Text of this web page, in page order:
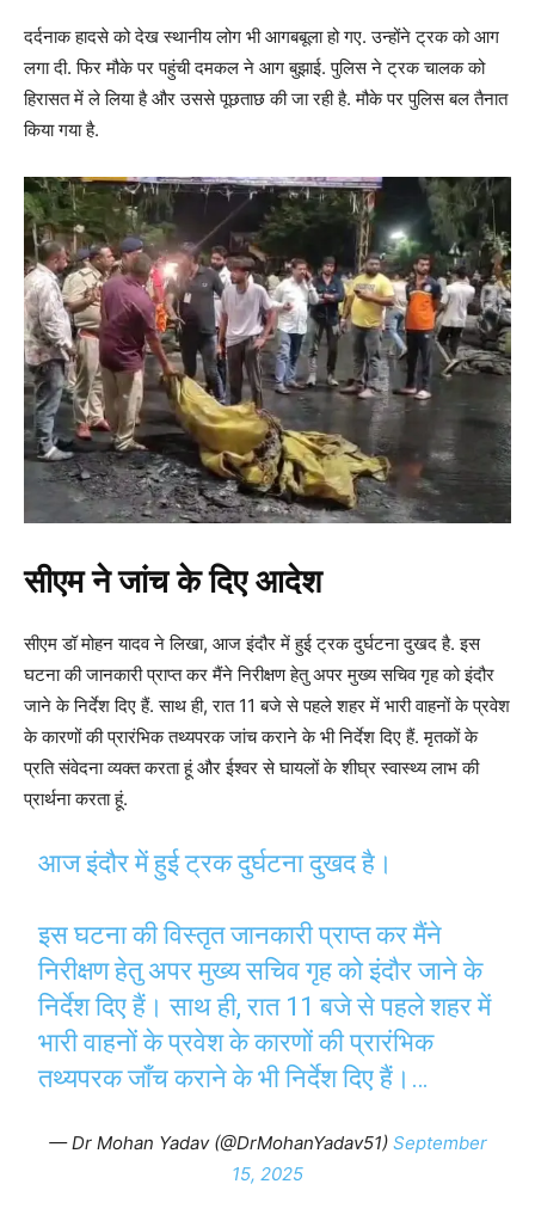
दर्दनाक हादसे को देख स्थानीय लोग भी आगबबूला हो गए. उन्होंने ट्रक को आग
लगा दी. फिर मौके पर पहुंची दमकल ने आग बुझाई. पुलिस ने ट्रक चालक को
हिरासत में ले लिया है और उससे पूछताछ की जा रही है. मौके पर पुलिस बल तैनात
किया गया है.
सीएम ने जांच के दिए आदेश
सीएम डॉ मोहन यादव ने लिखा, आज इंदौर में हुई ट्रक दुर्घटना दुखद है. इस
घटना की जानकारी प्राप्त कर मैंने निरीक्षण हेतु अपर मुख्य सचिव गृह को इंदौर
जाने के निर्देश दिए हैं. साथ ही, रात 11 बजे से पहले शहर में भारी वाहनों के प्रवेश
के कारणों की प्रारंभिक तथ्यपरक जांच कराने के भी निर्देश दिए हैं. मृतकों के
प्रति संवेदना व्यक्त करता हूं और ईश्वर से घायलों के शीघ्र स्वास्थ्य लाभ की
प्रार्थना करता हूं.
आज इंदौर में हुई ट्रक दुर्घटना दुखद है।
इस घटना की विस्तृत जानकारी प्राप्त कर मैंने
निरीक्षण हेतु अपर मुख्य सचिव गृह को इंदौर जाने के
निर्देश दिए हैं। साथ ही, रात 11 बजे से पहले शहर में
भारी वाहनों के प्रवेश के कारणों की प्रारंभिक
तथ्यपरक जाँच कराने के भी निर्देश दिए हैं।…
— Dr Mohan Yadav (@DrMohanYadav51) September
15, 2025